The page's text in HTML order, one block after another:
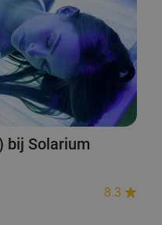
bij Solarium
8.3